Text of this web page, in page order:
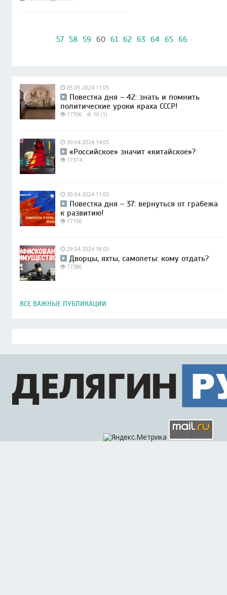
57 58 59 60 61 62 63 64 65 66
05.05.2024 11:05
Повестка дня – 42: знать и помнить
политические уроки краха СССР!
17706 10 (1)
30.04.2024 14:05
«Российское» значит «китайское»?
17374
30.04.2024 11:05
Повестка дня – 37: вернуться от грабежа
к развитию!
17156
29.04.2024 18:05
Дворцы, яхты, самолеты: кому отдать?
17386
ВСЕ ВАЖНЫЕ ПУБЛИКАЦИИ